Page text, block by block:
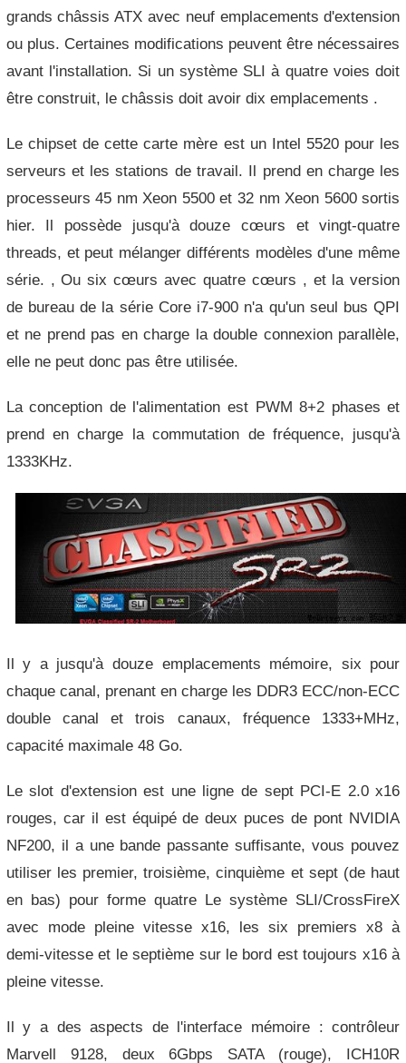
grands châssis ATX avec neuf emplacements d'extension
ou plus. Certaines modifications peuvent être nécessaires
avant l'installation. Si un système SLI à quatre voies doit
être construit, le châssis doit avoir dix emplacements .
Le chipset de cette carte mère est un Intel 5520 pour les
serveurs et les stations de travail. Il prend en charge les
processeurs 45 nm Xeon 5500 et 32 ​​nm Xeon 5600 sortis
hier.
Il possède jusqu'à douze cœurs et vingt-quatre
threads, et peut mélanger différents modèles d'une même
série. , Ou six cœurs avec quatre cœurs , et la version
de bureau de la série Core i7-900 n'a qu'un seul bus QPI
et ne prend pas en charge la double connexion parallèle,
elle ne peut donc pas être utilisée.
La conception de l'alimentation est PWM 8+2 phases et
prend en charge la commutation de fréquence, jusqu'à
1333KHz.
Il y a jusqu'à douze emplacements mémoire, six pour
chaque canal, prenant en charge les DDR3 ECC/non-ECC
double canal et trois canaux, fréquence 1333+MHz,
capacité maximale 48 Go.
Le slot d'extension est une ligne de sept PCI-E 2.0 x16
rouges, car il est équipé de deux puces de pont NVIDIA
NF200, il a une bande passante suffisante, vous pouvez
utiliser les premier, troisième, cinquième et sept (de haut
en bas) pour forme quatre Le système SLI/CrossFireX
avec mode pleine vitesse x16, les six premiers x8 à
demi-vitesse et le septième sur le bord est toujours x16 à
pleine vitesse.
Il y a des aspects de l'interface mémoire : contrôleur
Marvell 9128, deux 6Gbps SATA (rouge), ICH10R